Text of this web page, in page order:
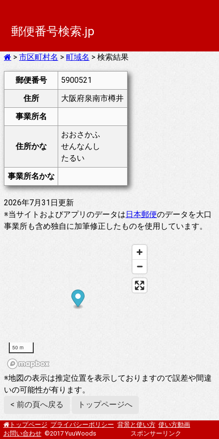
郵便番号検索.jp
> 市区町村名 > 町域名 > 検索結果
郵便番号
5900521
住所
大阪府泉南市樽井
事業所名
住所かな
おおさかふ
せんなんし
たるい
事業所名かな
2026年7月31日更新
※当サイトおよびアプリのデータは日本郵便のデータを大口
事業所も含め独自に加筆修正したものを使用しています。
50 m
※地図の表示は推定位置を表示しておりますので誤差や間違
いの可能性が有ります。
< 前の頁へ戻る
トップページへ
トップページ プライバシーポリシー 背景と使い方 使い方動画
お問い合わせ ©2017 YuuWoods スポンサーリンク